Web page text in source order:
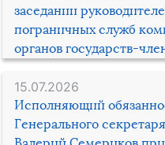
заседании
пограничных служб
органов государств-
15.07.2026
Исполняющий
Генерального